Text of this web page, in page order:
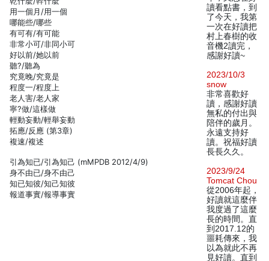
用一個月/用一個
哪能些/哪些
有可有/有可能
非常小可/非同小可
好以前/她以前
聽?/聽為
究竟晚/究竟是
程度一/程度上
老人害/老人家
寧?做/這樣做
輕動妄動/輕舉妄動
拓應/反應 (第3章)
複速/複述
引為知已/引為知己 (mMPDB 2012/4/9)
身不由已/身不由己
知已知彼/知己知彼
報道事實/報導事實
讀看點書，到
了今天，我第
一次在好讀把
村上春樹的收
音機2讀完，
感謝好讀~
2023/10/3
snow
非常喜歡好
讀，感謝好讀
無私的付出與
陪伴的歲月。
永遠支持好
讀。祝福好讀
長長久久。
2023/9/24
Tomcat Chou
從2006年起，
好讀就這麼伴
我度過了這麼
長的時間。直
到2017.12的
噩耗傳來，我
以為就此不再
見好讀。直到